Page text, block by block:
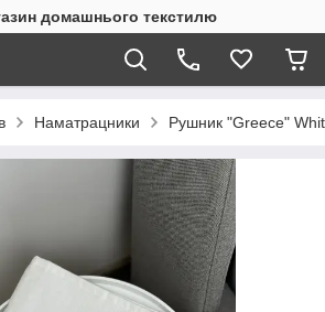
домашнього текстилю
Наматрацники Рушник "Greece"